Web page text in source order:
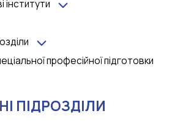
інститути
професійної підготовки
ПІДРОЗДІЛИ